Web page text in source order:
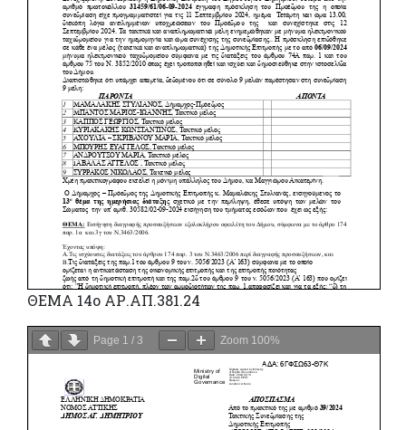
ΘΕΜΑ 14ο ΑΡ.ΑΠ.381.24
Page 1 / 3 Zoom 100%